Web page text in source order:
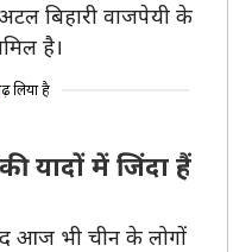
अटल बिहारी वाजपेयी के
है।
लिया है
यादों में जिंदा हैं
आज भी चीन के लोगों